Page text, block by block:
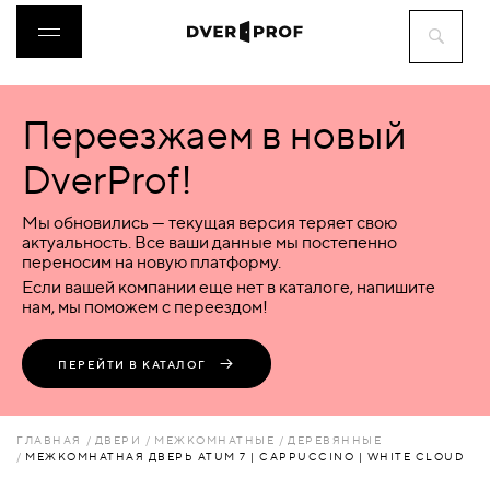
ДВЕРИ
ФУРНИТУРА
ВОРОТА
ПЕРЕГОРОДКИ
Переезжаем в новый
DverProf!
Мы обновились — текущая версия теряет свою
актуальность. Все ваши данные мы постепенно
переносим на новую платформу.
Если вашей компании еще нет в каталоге, напишите
нам, мы поможем с переездом!
ПЕРЕЙТИ В КАТАЛОГ
ГЛАВНАЯ ДВЕРИ МЕЖКОМНАТНЫЕ
ДЕРЕВЯННЫЕ
МЕЖКОМНАТНАЯ ДВЕРЬ ATUM 7 | CAPPUCCINO | WHITE CLOUD